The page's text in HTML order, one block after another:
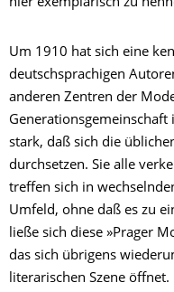
hier exemplarisch zu
Um 1910 hat sich eine
deutschsprachigen
anderen Zentren der
stark, daß sich die
durchsetzen. Sie alle
treffen sich in
Umfeld, ohne daß es zu
ließe sich diese »Prager
das sich übrigens
literarischen Szene